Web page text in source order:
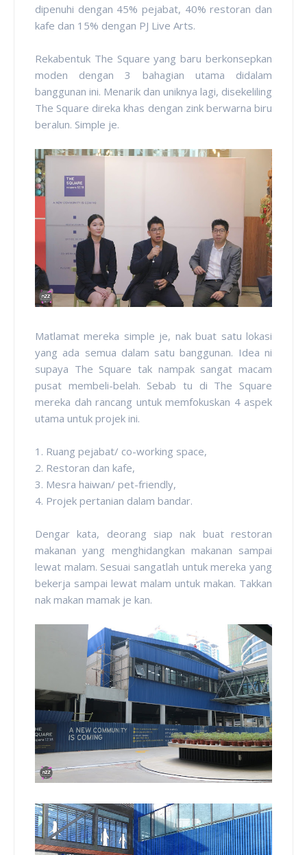
dipenuhi dengan 45% pejabat, 40% restoran dan
kafe dan 15% dengan PJ Live Arts.
Rekabentuk The Square yang baru berkonsepkan
moden dengan 3 bahagian utama didalam
banggunan ini. Menarik dan uniknya lagi, disekeliling
The Square direka khas dengan zink berwarna biru
beralun. Simple je.
Matlamat mereka simple je, nak buat satu lokasi
yang ada semua dalam satu banggunan. Idea ni
supaya The Square tak nampak sangat macam
pusat membeli-belah. Sebab tu di The Square
mereka dah rancang untuk memfokuskan 4 aspek
utama untuk projek ini.
1. Ruang pejabat/ co-working space,
2. Restoran dan kafe,
3. Mesra haiwan/ pet-friendly,
4. Projek pertanian dalam bandar.
Dengar kata, deorang siap nak buat restoran
makanan yang menghidangkan makanan sampai
lewat malam. Sesuai sangatlah untuk mereka yang
bekerja sampai lewat malam untuk makan. Takkan
nak makan mamak je kan.